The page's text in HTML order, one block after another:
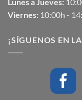
Viernes: 10:00h -
¡SÍGUENOS EN